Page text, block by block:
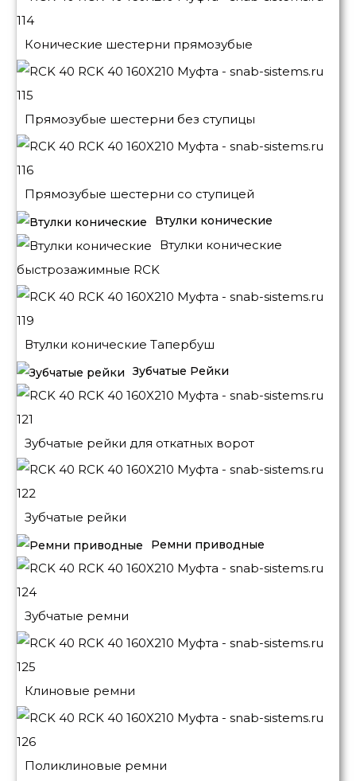
Конические шестерни прямозубые
Прямозубые шестерни без ступицы
Прямозубые шестерни со ступицей
Втулки конические
Втулки конические
быстрозажимные RCK
Втулки конические Тапербуш
Зубчатые Рейки
Зубчатые рейки для откатных ворот
Зубчатые рейки
Ремни приводные
Зубчатые ремни
Клиновые ремни
Поликлиновые ремни